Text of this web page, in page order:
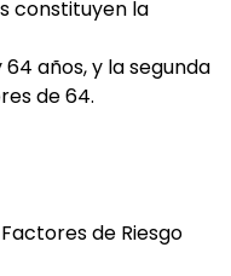
constituyen la
años, y la segunda
de 64.
de Riesgo